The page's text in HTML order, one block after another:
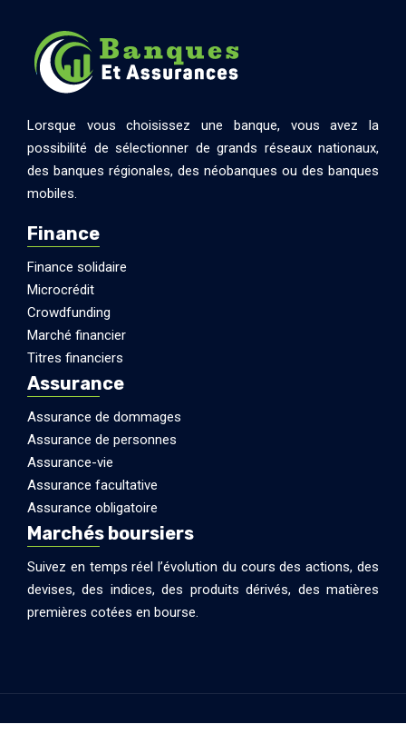
Lorsque vous choisissez une banque, vous avez la
possibilité de sélectionner de grands réseaux nationaux,
des banques régionales, des néobanques ou des banques
mobiles.
Finance
Finance solidaire
Microcrédit
Crowdfunding
Marché financier
Titres financiers
Assurance
Assurance de dommages
Assurance de personnes
Assurance-vie
Assurance facultative
Assurance obligatoire
Marchés boursiers
Suivez en temps réel l’évolution du cours des actions, des
devises, des indices, des produits dérivés, des matières
premières cotées en bourse.